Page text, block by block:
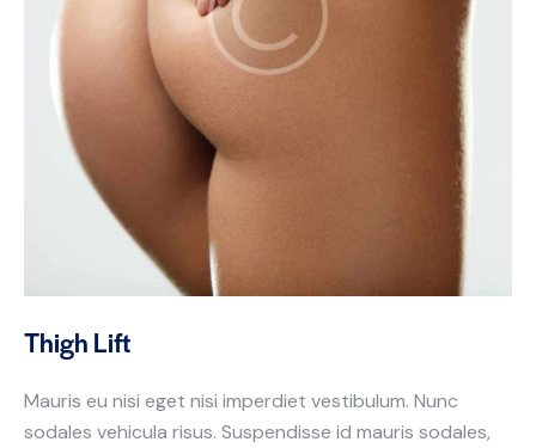
Thigh Lift
Mauris eu nisi eget nisi imperdiet vestibulum. Nunc
sodales vehicula risus. Suspendisse id mauris sodales,